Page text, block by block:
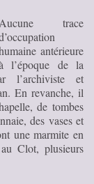
Aucune trace
antérieure
l’époque de la
l’archiviste et
En revanche, il
de tombes
des vases et
une marmite en
Clot, plusieurs